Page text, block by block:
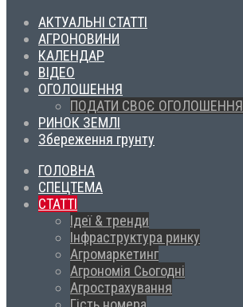
АКТУАЛЬНІ СТАТТІ
АГРОНОВИНИ
КАЛЕНДАР
ВІДЕО
ОГОЛОШЕННЯ
ПОДАТИ СВОЄ ОГОЛОШЕННЯ
РИНОК ЗЕМЛІ
Збереження грунту
ГОЛОВНА
СПЕЦТЕМА
СТАТТІ
Ідеї & тренди
Інфраструктура ринку
Агромаркетинг
Агрономія Сьогодні
Агрострахування